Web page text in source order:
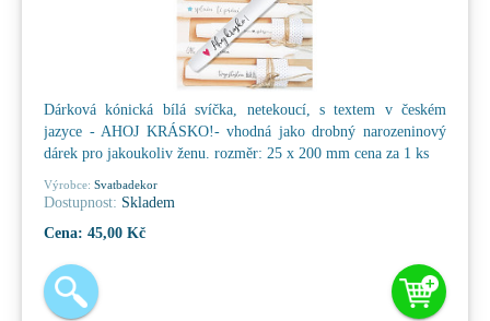
Dárková kónická bílá svíčka, netekoucí, s textem v českém
jazyce - AHOJ KRÁSKO!- vhodná jako drobný narozeninový
dárek pro jakoukoliv ženu. rozměr: 25 x 200 mm cena za 1 ks
Výrobce: Svatbadekor
Dostupnost: Skladem
Cena: 45,00 Kč